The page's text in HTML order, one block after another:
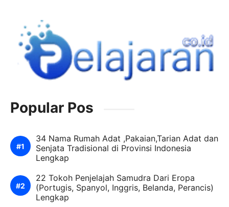
Popular Pos
34 Nama Rumah Adat ,Pakaian,Tarian Adat dan
Senjata Tradisional di Provinsi Indonesia
Lengkap
22 Tokoh Penjelajah Samudra Dari Eropa
(Portugis, Spanyol, Inggris, Belanda, Perancis)
Lengkap